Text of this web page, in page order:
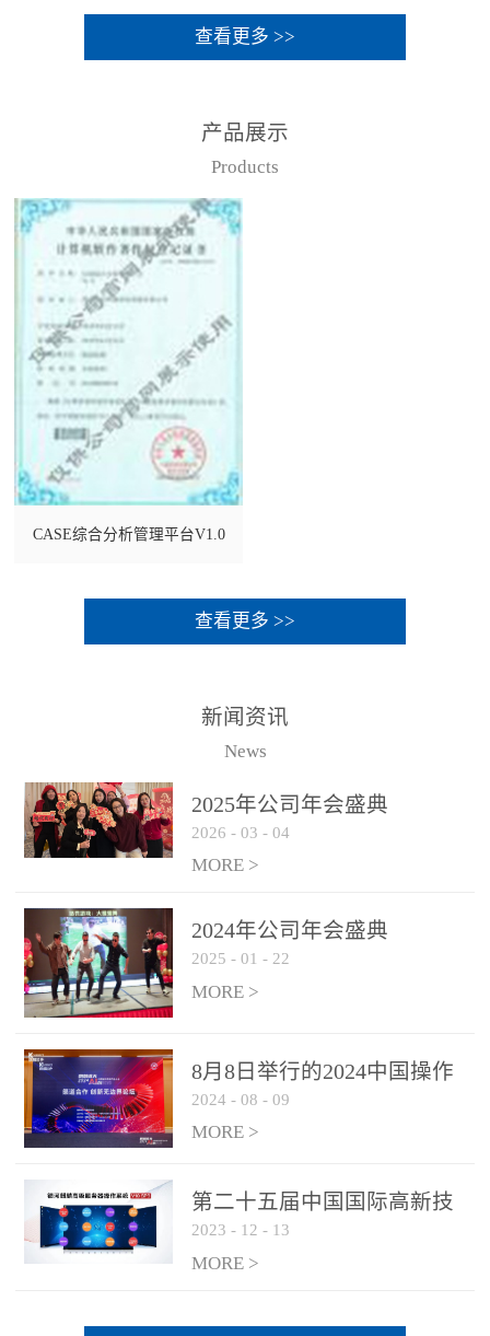
查看更多 >>
产品展示
Products
CASE综合分析管理平台V1.0
查看更多 >>
新闻资讯
News
2025年公司年会盛典
2026 - 03 - 04
MORE >
2024年公司年会盛典
2025 - 01 - 22
MORE >
8月8日举行的2024中国操作
系统产业大会渠道论坛，科
网通荣获区域营销优质伙伴
2024 - 08 - 09
MORE >
第二十五届中国国际高新技
术成果交易会 银河麒麟高级
服务器操作系统荣获 “优秀
2023 - 12 - 13
MORE >